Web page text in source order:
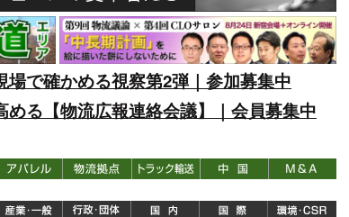
で確かめる視察第2弾｜参加募集中
る【物流広報連絡会議】｜会員募集中